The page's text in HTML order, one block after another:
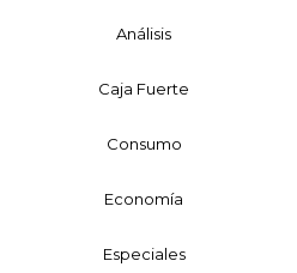
Análisis
Caja Fuerte
Consumo
Economía
Especiales